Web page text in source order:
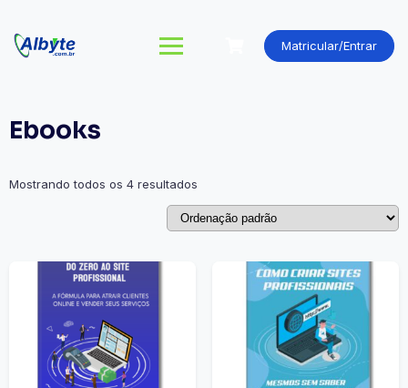
Matricular/Entrar
Ebooks
Mostrando todos os 4 resultados